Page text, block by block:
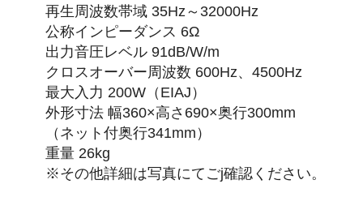
再生周波数帯域 35Hz～32000Hz
公称インピーダンス 6Ω
出力音圧レベル 91dB/W/m
クロスオーバー周波数 600Hz、4500Hz
最大入力 200W（EIAJ）
外形寸法 幅360×高さ690×奥行300mm
（ネット付奥行341mm）
重量 26kg
※その他詳細は写真にてごj確認ください。